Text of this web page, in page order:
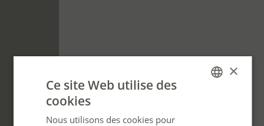
×
Ce site Web utilise des
cookies
Nous utilisons des cookies pour